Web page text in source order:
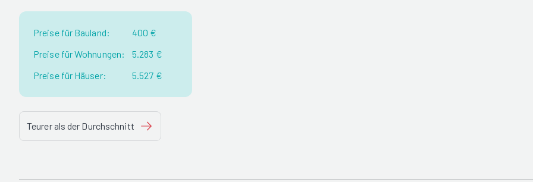
Preise für Bauland:
400 €
Preise für Wohnungen:
5.283 €
Preise für Häuser:
5.527 €
Teurer als der Durchschnitt